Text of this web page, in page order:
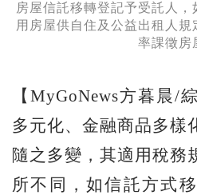
房屋信託移轉登記予受託人
用房屋供自住及公益出租人
率課徵房
【MyGoNews方暮晨/
多元化、金融商品多樣
隨之多變，其適用稅務
所不同，如信託方式